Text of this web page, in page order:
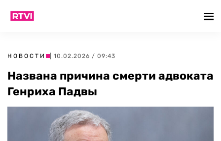
НОВОСТИ | 10.02.2026 / 09:43
Названа причина смерти адвоката
Генриха Падвы